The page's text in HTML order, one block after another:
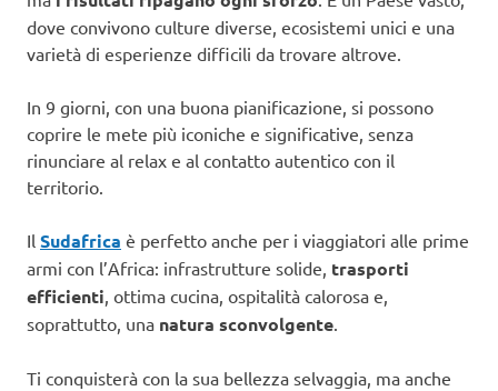
dove convivono culture diverse, ecosistemi unici e una
varietà di esperienze difficili da trovare altrove.
In 9 giorni, con una buona pianificazione, si possono
coprire le mete più iconiche e significative, senza
rinunciare al relax e al contatto autentico con il
territorio.
Il Sudafrica è perfetto anche per i viaggiatori alle prime
armi con l’Africa: infrastrutture solide, trasporti
efficienti, ottima cucina, ospitalità calorosa e,
soprattutto, una natura sconvolgente.
Ti conquisterà con la sua bellezza selvaggia, ma anche